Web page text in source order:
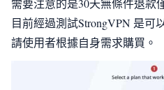
需要注意的是30天無條件退款
目前經過測試StrongVPN 是可
請使用者根據自身需求購買。